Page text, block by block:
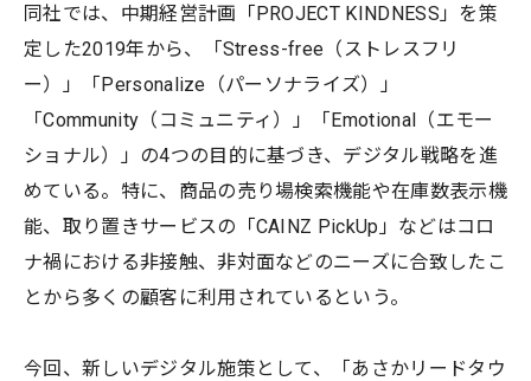
同社では、中期経営計画「PROJECT KINDNESS」を策
定した2019年から、「Stress-free（ストレスフリ
ー）」「Personalize（パーソナライズ）」
「Community（コミュニティ）」「Emotional（エモー
ショナル）」の4つの目的に基づき、デジタル戦略を進
めている。特に、商品の売り場検索機能や在庫数表示機
能、取り置きサービスの「CAINZ PickUp」などはコロ
ナ禍における非接触、非対面などのニーズに合致したこ
とから多くの顧客に利用されているという。
今回、新しいデジタル施策として、「あさかリードタウ